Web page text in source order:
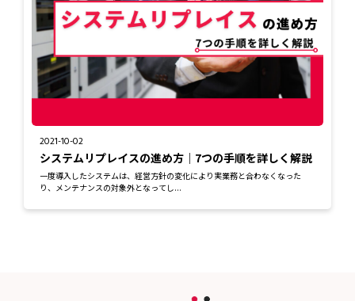
2021-10-02
システムリプレイスの進め方｜7つの手順を詳しく解説
一度導入したシステムは、経営方針の変化により実業務と合わなくなった
り、メンテナンスの対象外となってし...